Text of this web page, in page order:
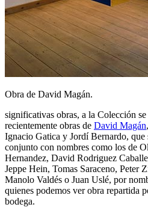
Obra de David Magán.
significativas obras, a la Colección
recientemente obras de David Magán
Ignacio Gatica y Jordí Bernardo, que
conjunto con nombres como los de
Hernandez, David Rodriguez
Jeppe Hein, Tomas Saraceno, Peter
Manolo Valdés o Juan Uslé, por
quienes podemos ver obra repartida
bodega.